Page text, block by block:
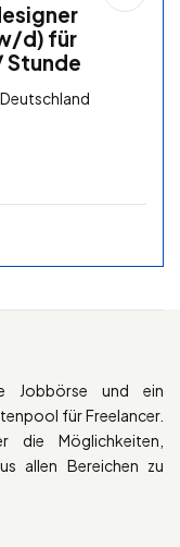
d) für
Stunde
Jobbörse und ein
für Freelancer.
die Möglichkeiten,
allen Bereichen zu